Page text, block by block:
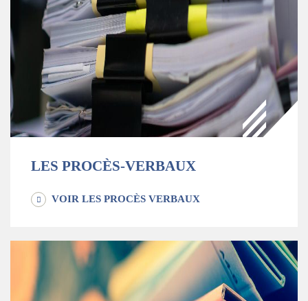
LES PROCÈS-VERBAUX
VOIR LES PROCÈS VERBAUX